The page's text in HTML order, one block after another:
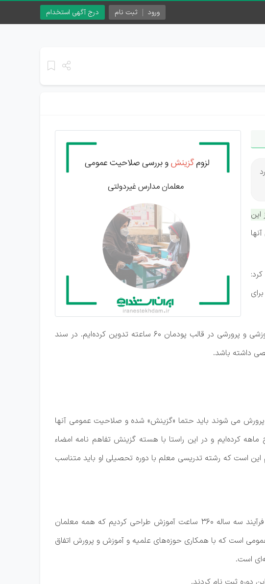
درج آگهی استخدام ورود ثبت نام
این
وی درباره پروژه توانمندسازی معلمان مدارس غیر دولتی توضیح داد: در طول سه سال آینده شش بسته آموزشی و پرورشی در قالب پودمان ۶۰ ساعته تدوین کرده‌ایم. در سند
داشته باشد.
پرورش می شوند باید حتما «گزینش» شده و صلاحیت عمومی آنها
در سال‌های قبل ۱۵ روزه بود اما اکنون آن را پنج ماهه کرده‌ایم و در این راستا با هسته گزینش تفاهم نامه امضاء
است که رشته تدریسی معلم با دوره تحصیلی او باید متناسب
محمودزاده با بیان اینکه فرآیند توانمندسازی معلمان مدارس غیر دولتی سه ساله است، ادامه داد: برای این فرآیند سه ساله ۳۶۰ ساعت آموزش طراحی کردیم که همه معلمان
بسته‌ها مربوط به امور تربیتی و عمومی است که با همکاری حوزه‌های علمیه و آموزش و پرورش اتفاق
است.